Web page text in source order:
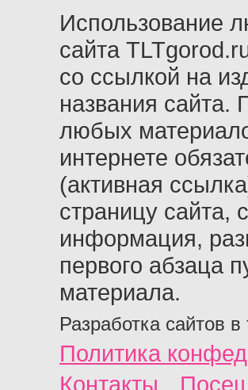
Использование
сайта
со ссылкой на
названия сайта.
любых
интернете
(активная
страницу сайта,
информация,
первого абзаца
материала.
Разработка сайтов в
Политика
Контакты